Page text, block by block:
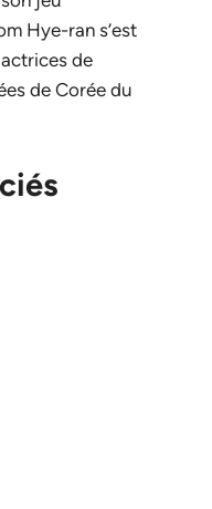
Hye-ran s’est
de
de Corée du